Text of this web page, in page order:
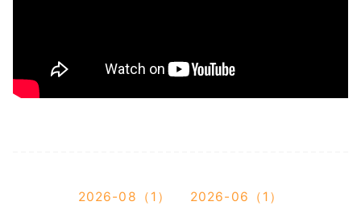
2026-08（1）
2026-06（1）